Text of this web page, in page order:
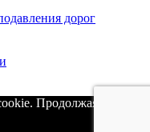
дорог
Продолжая